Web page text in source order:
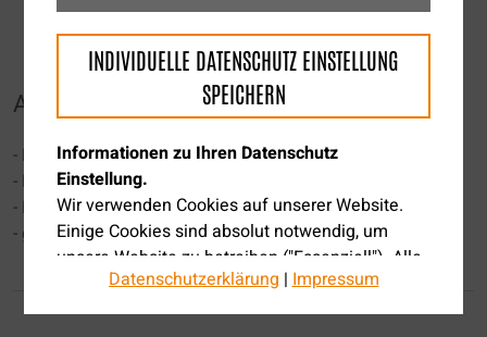
AUSSTATTUNG
- Einzelgarage
- Kaminöfen
- Balkon
- großzügiger Keller
INDIVIDUELLE DATENSCHUTZ EINSTELLUNG
SPEICHERN
Informationen zu Ihren Datenschutz
Einstellung.
Wir verwenden Cookies auf unserer Website.
Einige Cookies sind absolut notwendig, um
unsere Website zu betreiben ("Essenziell"). Alle
anderen Cookies werden nur gesetzt, wenn Sie
ihrer Verwendung zustimmen.
Datenschutzerklärung |Impressum